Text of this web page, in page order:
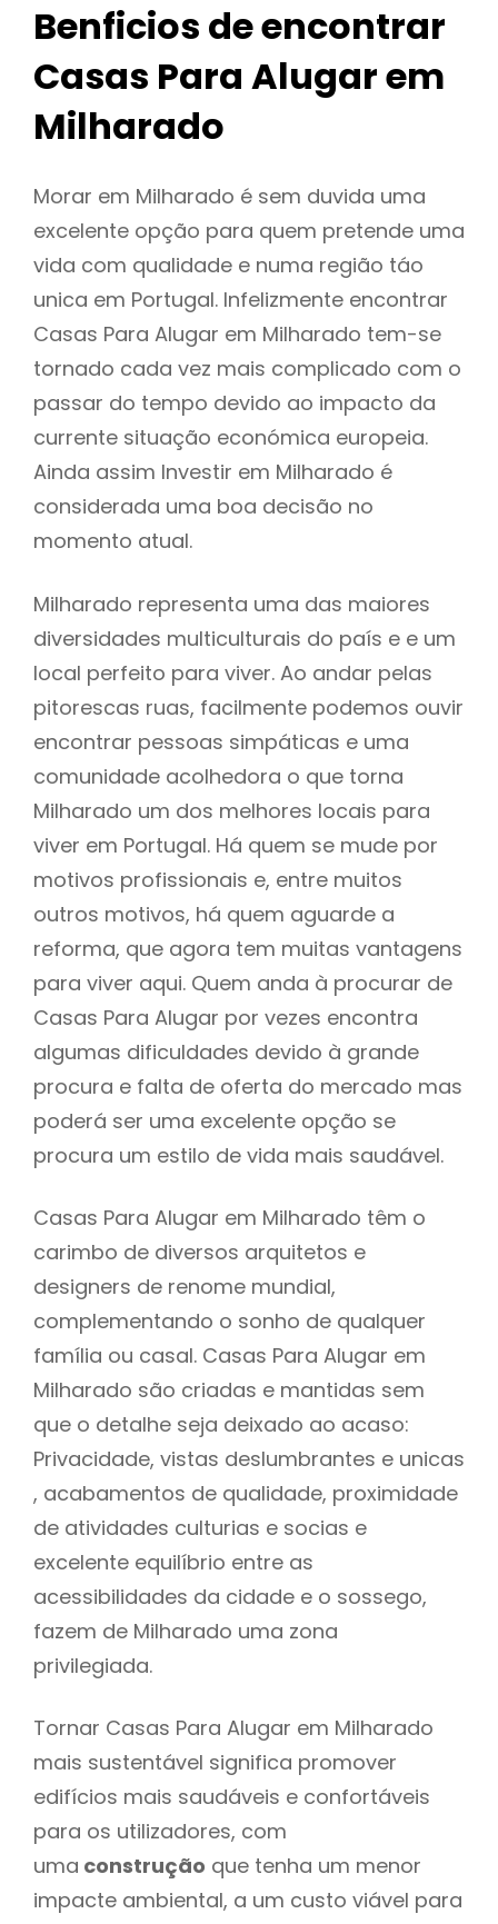
Benficios de encontrar
Casas Para Alugar em
Milharado
Morar em Milharado é sem duvida uma
excelente opção para quem pretende uma
vida com qualidade e numa região táo
unica em Portugal. Infelizmente encontrar
Casas Para Alugar em Milharado tem-se
tornado cada vez mais complicado com o
passar do tempo devido ao impacto da
currente situação económica europeia.
Ainda assim Investir em Milharado é
considerada uma boa decisão no
momento atual.
Milharado representa uma das maiores
diversidades multiculturais do país e e um
local perfeito para viver. Ao andar pelas
pitorescas ruas, facilmente podemos ouvir
encontrar pessoas simpáticas e uma
comunidade acolhedora o que torna
Milharado um dos melhores locais para
viver em Portugal. Há quem se mude por
motivos profissionais e, entre muitos
outros motivos, há quem aguarde a
reforma, que agora tem muitas vantagens
para viver aqui. Quem anda à procurar de
Casas Para Alugar por vezes encontra
algumas dificuldades devido à grande
procura e falta de oferta do mercado mas
poderá ser uma excelente opção se
procura um estilo de vida mais saudável.
Casas Para Alugar em Milharado têm o
carimbo de diversos arquitetos e
designers de renome mundial,
complementando o sonho de qualquer
família ou casal. Casas Para Alugar em
Milharado são criadas e mantidas sem
que o detalhe seja deixado ao acaso:
Privacidade, vistas deslumbrantes e unicas
, acabamentos de qualidade, proximidade
de atividades culturias e socias e
excelente equilíbrio entre as
acessibilidades da cidade e o sossego,
fazem de Milharado uma zona
privilegiada.
Tornar Casas Para Alugar em Milharado
mais sustentável significa promover
edifícios mais saudáveis e confortáveis
para os utilizadores, com
uma construção que tenha um menor
impacte ambiental, a um custo viável para